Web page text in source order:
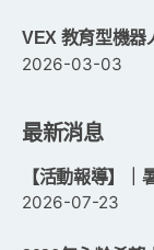
VEX 教育型機器
2026-03-03
最新消息
【活動報導】｜
2026-07-23